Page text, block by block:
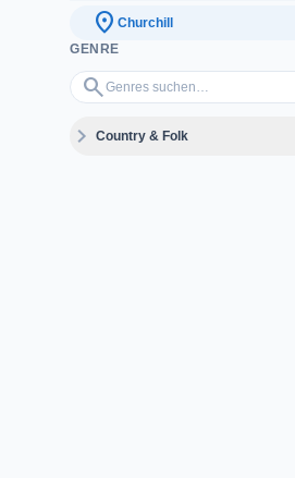
location_on Churchill
GENRE
search
Genres suchen…
expand_moreCountry & Folk